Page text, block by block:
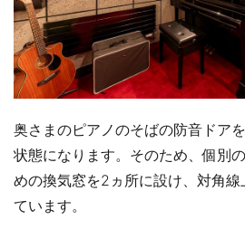
奥さまのピアノのそばの防音ドア
状態になります。そのため、個別
めの換気窓を2ヵ所に設け、対角
ています。